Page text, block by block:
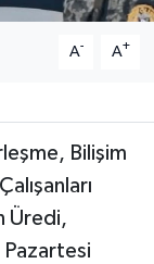
A- A+
Bilişim
Üredi,
Pazartesi